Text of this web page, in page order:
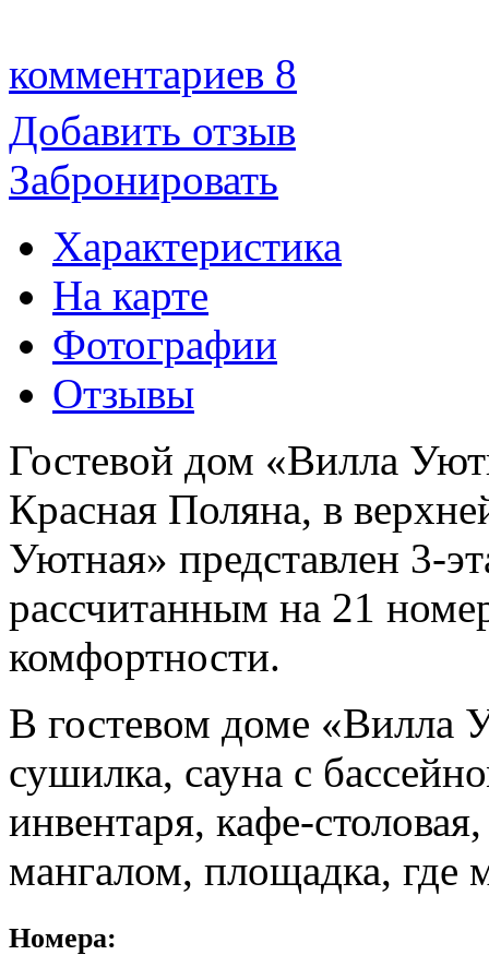
комментариев 8
Добавить отзыв
Забронировать
Характеристика
На карте
Фотографии
Отзывы
Гостевой дом «Вилла
Красная Поляна, в
Уютная» представлен 3-
рассчитанным на 21
комфортности.
В гостевом доме «Вилла
сушилка, сауна с
инвентаря, кафе-
мангалом, площадка, где
Номера: